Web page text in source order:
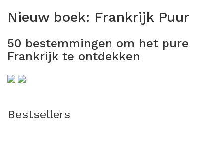
Nieuw boek: Frankrijk Puur
50 bestemmingen om het pure
Frankrijk te ontdekken
Bestsellers